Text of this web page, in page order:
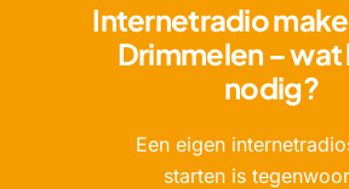
Internetradio
Drimmelen – wat
nodig?
Een eigen
starten is